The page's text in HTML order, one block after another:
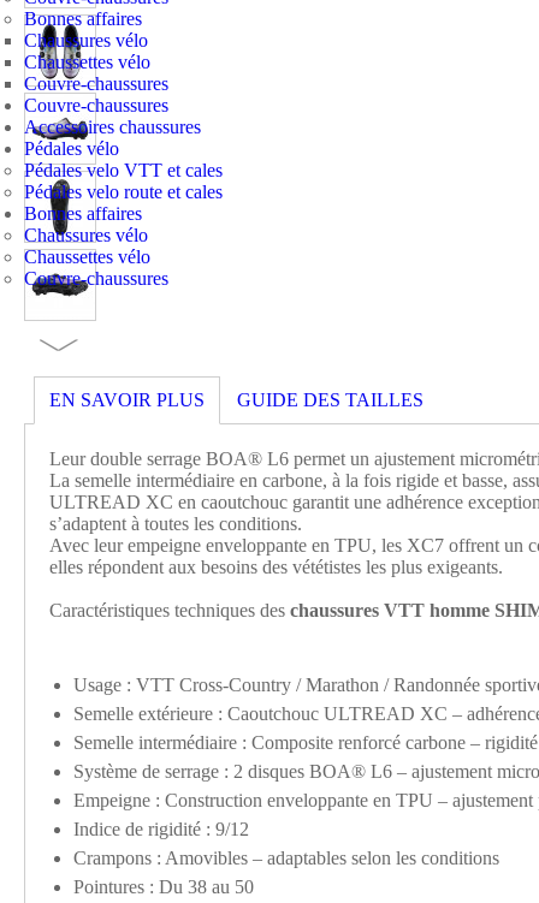
Bonnes affaires
Chaussures vélo
Chaussettes vélo
Couvre-chaussures
Couvre-chaussures
Accessoires chaussures
Pédales vélo
Pédales velo VTT et cales
Pédales velo route et cales
Bonnes affaires
Chaussures vélo
Chaussettes vélo
Couvre-chaussures
EN SAVOIR PLUS GUIDE DES TAILLES
Leur double serrage BOA® L6 permet un ajustement
La semelle intermédiaire en carbone, à la fois rigide et basse,
ULTREAD XC en caoutchouc garantit une adhérence
s’adaptent à toutes les conditions.
Avec leur empeigne enveloppante en TPU, les XC7 offrent un
elles répondent aux besoins des vététistes les plus exigeants.
Caractéristiques techniques des chaussures VTT homme
Usage : VTT Cross-Country / Marathon / Randonnée
Semelle extérieure : Caoutchouc ULTREAD XC –
Semelle intermédiaire : Composite renforcé carbone –
Système de serrage : 2 disques BOA® L6 – ajustement
Empeigne : Construction enveloppante en TPU –
Indice de rigidité : 9/12
Crampons : Amovibles – adaptables selon les conditions
Pointures : Du 38 au 50